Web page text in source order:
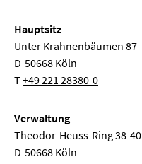
Hauptsitz
Unter Krahnenbäumen 87
D-50668 Köln
T+49 221 28380-0
Verwaltung
Theodor-Heuss-Ring 38-40
D-50668 Köln